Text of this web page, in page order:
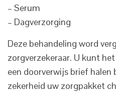
– Serum
– Dagverzorging
Deze behandeling word
zorgverzekeraar. U kunt
een doorverwijs brief halen
zekerheid uw zorgpakket